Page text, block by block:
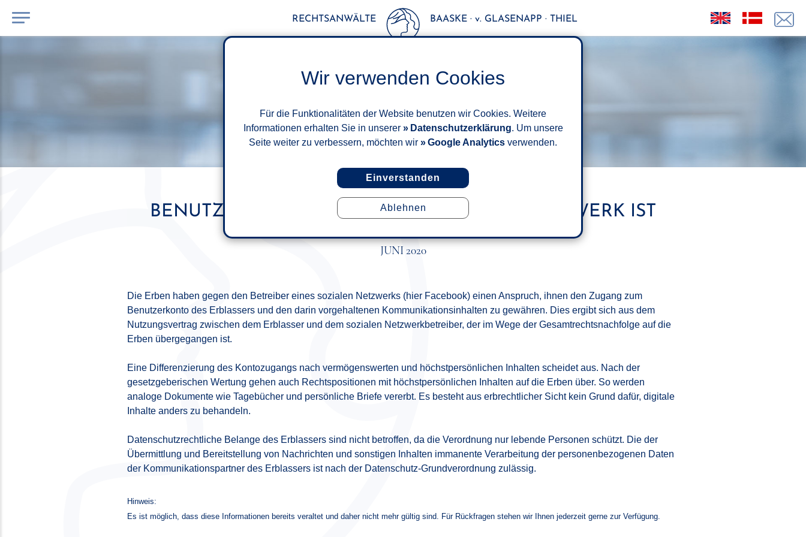
Wir verwenden Cookies
Für die Funktionalitäten der Website benutzen wir Cookies. Weitere
Informationen erhalten Sie in unserer
Datenschutzerklärung. Um unsere
Seite weiter zu verbessern, möchten wir
Google Analytics verwenden.
Einverstanden
Ablehnen
RECHTSANWÄLTE BAASKE · v. GLASENAPP · THIEL
BENUTZERKONTO BEI EINEM SOZIALEN NETZWERK IST
JUNI 2020
Die Erben haben gegen den Betreiber eines sozialen Netzwerks (hier Facebook) einen Anspruch, ihnen den Zugang zum
Benutzerkonto des Erblassers und den darin vorgehaltenen Kommunikationsinhalten zu gewähren. Dies ergibt sich aus dem
Nutzungsvertrag zwischen dem Erblasser und dem sozialen Netzwerkbetreiber, der im Wege der Gesamtrechtsnachfolge auf die
Erben übergegangen ist.
Eine Differenzierung des Kontozugangs nach vermögenswerten und höchstpersönlichen Inhalten scheidet aus. Nach der
gesetzgeberischen Wertung gehen auch Rechtspositionen mit höchstpersönlichen Inhalten auf die Erben über. So werden
analoge Dokumente wie Tagebücher und persönliche Briefe vererbt. Es besteht aus erbrechtlicher Sicht kein Grund dafür, digitale
Inhalte anders zu behandeln.
Datenschutzrechtliche Belange des Erblassers sind nicht betroffen, da die Verordnung nur lebende Personen schützt. Die der
Übermittlung und Bereitstellung von Nachrichten und sonstigen Inhalten immanente Verarbeitung der personenbezogenen Daten
der Kommunikationspartner des Erblassers ist nach der Datenschutz-Grundverordnung zulässig.
Hinweis:
Es ist möglich, dass diese Informationen bereits veraltet und daher nicht mehr gültig sind. Für Rückfragen stehen wir Ihnen jederzeit gerne zur Verfügung.